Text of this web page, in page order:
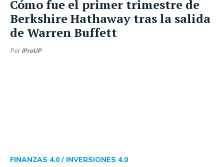
Cómo fue el primer trimestre de
Berkshire Hathaway tras la salida
de Warren Buffett
Por iProUP
FINANZAS 4.0 / INVERSIONES 4.0